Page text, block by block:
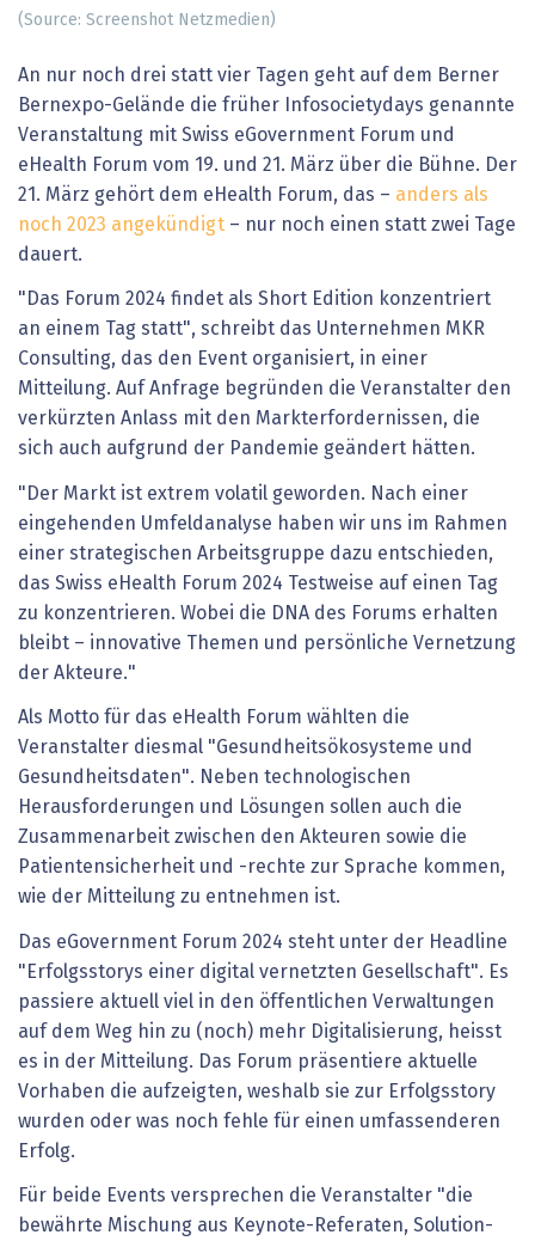
(Source: Screenshot Netzmedien)
An nur noch drei statt vier Tagen geht auf dem Berner
Bernexpo-Gelände die früher Infosocietydays genannte
Veranstaltung mit Swiss eGovernment Forum und
eHealth Forum vom 19. und 21. März über die Bühne. Der
21. März gehört dem eHealth Forum, das – anders als
noch 2023 angekündigt – nur noch einen statt zwei Tage
dauert.
"Das Forum 2024 findet als Short Edition konzentriert
an einem Tag statt", schreibt das Unternehmen MKR
Consulting, das den Event organisiert, in einer
Mitteilung. Auf Anfrage begründen die Veranstalter den
verkürzten Anlass mit den Markterfordernissen, die
sich auch aufgrund der Pandemie geändert hätten.
"Der Markt ist extrem volatil geworden. Nach einer
eingehenden Umfeldanalyse haben wir uns im Rahmen
einer strategischen Arbeitsgruppe dazu entschieden,
das Swiss eHealth Forum 2024 Testweise auf einen Tag
zu konzentrieren. Wobei die DNA des Forums erhalten
bleibt – innovative Themen und persönliche Vernetzung
der Akteure."
Als Motto für das eHealth Forum wählten die
Veranstalter diesmal "Gesundheitsökosysteme und
Gesundheitsdaten". Neben technologischen
Herausforderungen und Lösungen sollen auch die
Zusammenarbeit zwischen den Akteuren sowie die
Patientensicherheit und -rechte zur Sprache kommen,
wie der Mitteilung zu entnehmen ist.
Das eGovernment Forum 2024 steht unter der Headline
"Erfolgsstorys einer digital vernetzten Gesellschaft". Es
passiere aktuell viel in den öffentlichen Verwaltungen
auf dem Weg hin zu (noch) mehr Digitalisierung, heisst
es in der Mitteilung. Das Forum präsentiere aktuelle
Vorhaben die aufzeigten, weshalb sie zur Erfolgsstory
wurden oder was noch fehle für einen umfassenderen
Erfolg.
Für beide Events versprechen die Veranstalter "die
bewährte Mischung aus Keynote-Referaten, Solution-